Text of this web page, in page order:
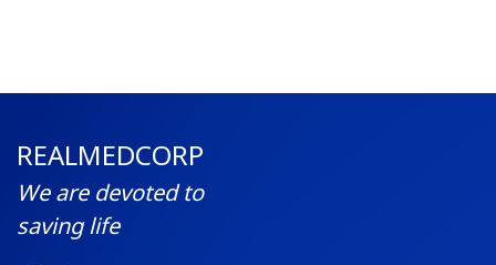
REALMEDCORP
We are devoted to
saving life